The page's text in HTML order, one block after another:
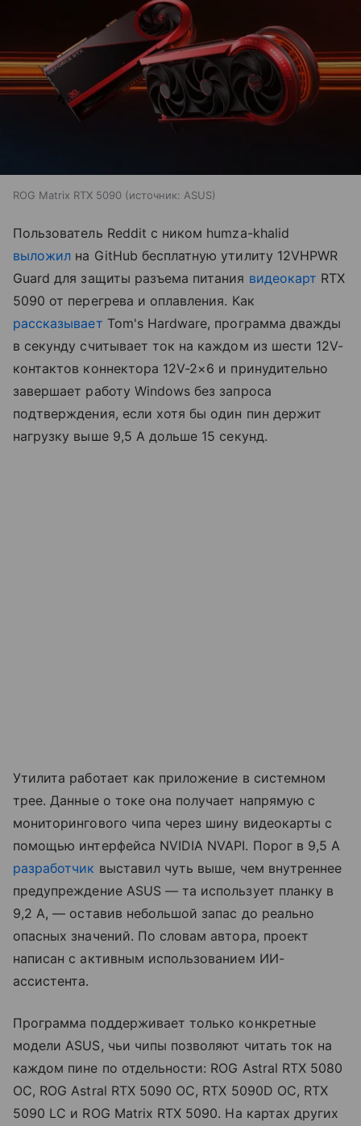
ROG Matrix RTX 5090 источник: ASUS
Пользователь Reddit с ником humza-khalid
выложил на GitHub бесплатную утилиту 12VHPWR
Guard для защиты разъема питания видеокарт RTX
5090 от перегрева и оплавления. Как
рассказывает Tom's Hardware, программа дважды
в секунду считывает ток на каждом из шести 12V-
контактов коннектора 12V-2×6 и принудительно
завершает работу Windows без запроса
подтверждения, если хотя бы один пин держит
нагрузку выше 9,5 А дольше 15 секунд.
Утилита работает как приложение в системном
трее. Данные о токе она получает напрямую с
мониторингового чипа через шину видеокарты с
помощью интерфейса NVIDIA NVAPI. Порог в 9,5 А
разработчик выставил чуть выше, чем внутреннее
предупреждение ASUS — та использует планку в
9,2 А, — оставив небольшой запас до реально
опасных значений. По словам автора, проект
написан с активным использованием ИИ-
ассистента.
Программа поддерживает только конкретные
модели ASUS, чьи чипы позволяют читать ток на
каждом пине по отдельности: ROG Astral RTX 5080
OC, ROG Astral RTX 5090 OC, RTX 5090D OC, RTX
5090 LC и ROG Matrix RTX 5090. На картах других